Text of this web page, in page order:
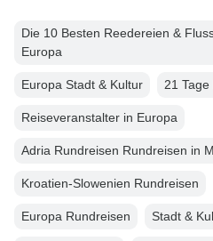
Die 10 Besten Reedereien &
Europa
Europa Stadt & Kultur 21
Reiseveranstalter in Europa
Adria Rundreisen Rundreisen in
Kroatien-Slowenien Rundreisen
Europa Rundreisen Stadt &